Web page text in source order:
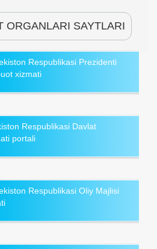
ORGANLARI SAYTLARI
Respublikasi Prezidenti
xizmati
Respublikasi Davlat
portali
Respublikasi Oliy Majlisi